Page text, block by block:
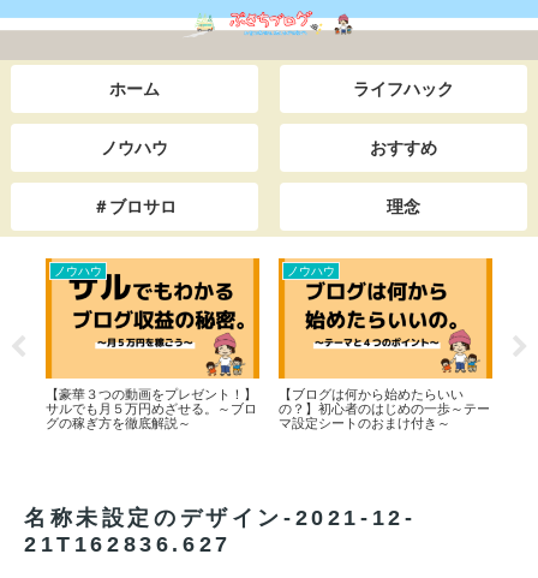
ホーム ライフハック
ノウハウ おすすめ
＃ブロサロ 理念
ノウハウ
【豪華３つの動画をプレゼント！】
サルでも月５万円めざせる。～ブロ
グの稼ぎ方を徹底解説～
ノウハウ
【ブログは何から始めたらいい
の？】初心者のはじめの一歩～テー
マ設定シートのおまけ付き～
名称未設定のデザイン-2021-12-
21T162836.627